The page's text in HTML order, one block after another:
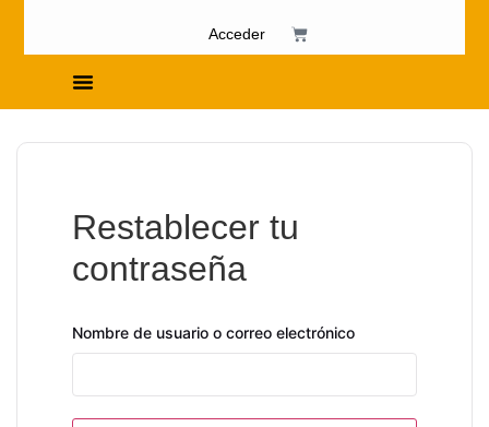
Acceder
Restablecer tu
contraseña
Nombre de usuario o correo electrónico